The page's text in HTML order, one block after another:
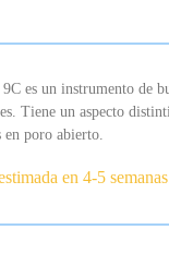
es un instrumento de
Tiene un aspecto
en poro abierto.
en 4-5